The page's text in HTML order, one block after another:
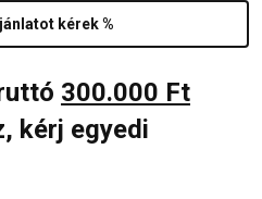
kérek %
300.000 Ft
kérj egyedi